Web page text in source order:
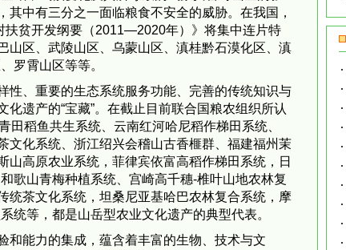
中有三分之一面临粮食不安全的威胁。在我国，
扶贫开发纲要（2011—2020年）》将集中连片特
山区、武陵山区、乌蒙山区、滇桂黔石漠化区、滇
罗霄山区等等。
性、重要的生态系统服务功能、完善的传统知识与
遗产的“宝藏”。在截止目前联合国粮农组织所认
稻鱼共生系统、云南红河哈尼稻作梯田系统、
文化系统、浙江绍兴会稽山古香榧群、福建福州茉
高原农业系统，菲律宾依富高稻作梯田系统，日
歌山青梅种植系统、宫崎高千穗-椎叶山地农林复
统茶文化系统，坦桑尼亚基哈巴农林复合系统，摩
统等，都是山岳型农业文化遗产的典型代表。
和能力的集成，蕴含着丰富的生物、技术与文